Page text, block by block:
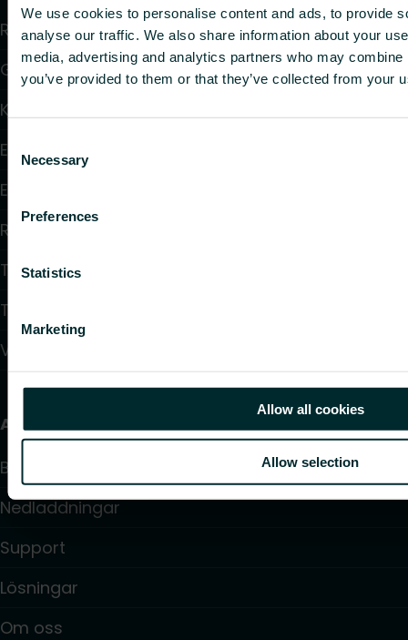
We use cookies to personalise content and ads, to provide
analyse our traffic. We also share information about your
media, advertising and analytics partners who may
you’ve provided to them or that they’ve collected from your
Consent
Selection
Necessary
Preferences
Statistics
Marketing
Allow all cookies
Allow selection
Radiatorer
Golvvärme och golvkylning
Konvektorer och fläktkonvektorer
Elektrisk uppvärmning
Elektronisk styrning
Reglering
Tappvattensystem
Takvärmesystem
Värmepumpar
Användbara länkar
Beräkningsprogram
Nedladdningar
Support
Lösningar
Om oss